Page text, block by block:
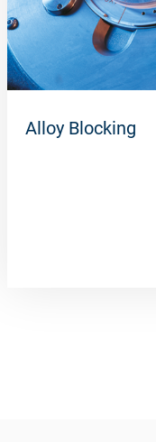
Alloy Blocking